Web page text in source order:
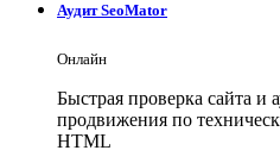
Аудит SeoMator
Онлайн
Быстрая проверка сайта и
продвижения по
HTML